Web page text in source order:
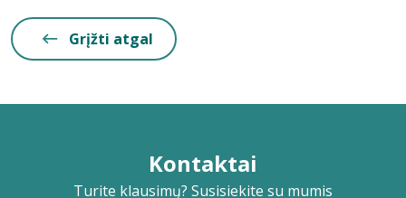
Grįžti atgal
Kontaktai
Turite klausimų? Susisiekite su mumis